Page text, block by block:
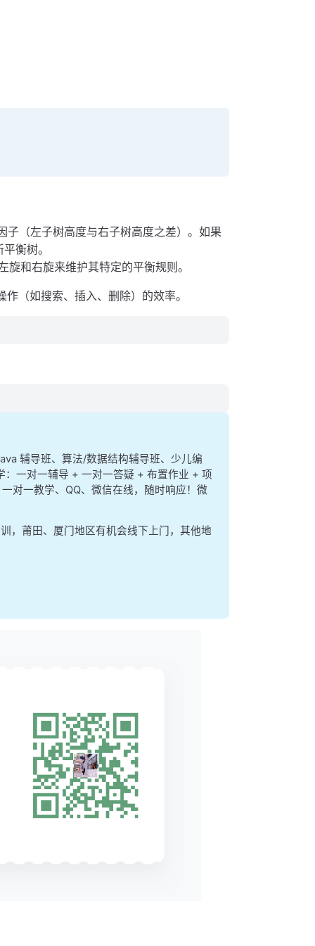
子（左子树高度与右子树高度之差）。如果
衡树。
和右旋来维护其特定的平衡规则。
（如搜索、插入、删除）的效率。
辅导班、算法/数据结构辅导班、少儿编
一对一辅导 + 一对一答疑 + 布置作业 + 项
对一教学、QQ、微信在线，随时响应！微
，莆田、厦门地区有机会线下上门，其他地